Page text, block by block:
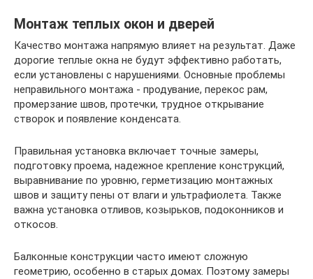
Монтаж теплых окон и дверей
Качество монтажа напрямую влияет на результат. Даже
дорогие теплые окна не будут эффективно работать,
если установлены с нарушениями. Основные проблемы
неправильного монтажа - продувание, перекос рам,
промерзание швов, протечки, трудное открывание
створок и появление конденсата.
Правильная установка включает точные замеры,
подготовку проема, надежное крепление конструкций,
выравнивание по уровню, герметизацию монтажных
швов и защиту пены от влаги и ультрафиолета. Также
важна установка отливов, козырьков, подоконников и
откосов.
Балконные конструкции часто имеют сложную
геометрию, особенно в старых домах. Поэтому замеры